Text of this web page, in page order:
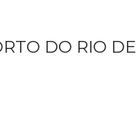
DO RIO DE